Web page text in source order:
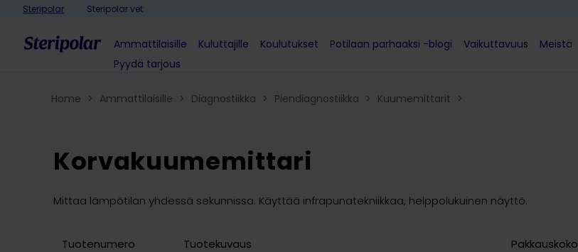
Skip to content
Steripolar Steripolar vet
Ammattilaisille Kuluttajille Koulutukset Potilaan parhaaksi -blogi Vaikuttavuus Meistä
Pyydä tarjous
Home > Ammattilaisille > Diagnostiikka > Piendiagnostiikka > Kuumemittarit​ >
Korvakuumemittari
Mittaa lämpötilan yhdessä sekunnissa. Käyttää infrapunatekniikkaa, helppolukuinen näyttö.
Tuotenumero Tuotekuvaus Pakkauskoko